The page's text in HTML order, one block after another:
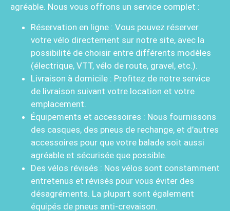
agréable. Nous vous offrons un service complet :
Réservation en ligne : Vous pouvez réserver
votre vélo directement sur notre site, avec la
possibilité de choisir entre différents modèles
(électrique, VTT, vélo de route, gravel, etc.).
Livraison à domicile : Profitez de notre service
de livraison suivant votre location et votre
emplacement.
Équipements et accessoires : Nous fournissons
des casques, des pneus de rechange, et d’autres
accessoires pour que votre balade soit aussi
agréable et sécurisée que possible.
Des vélos révisés : Nos vélos sont constamment
entretenus et révisés pour vous éviter des
désagréments. La plupart sont également
équipés de pneus anti-crevaison.